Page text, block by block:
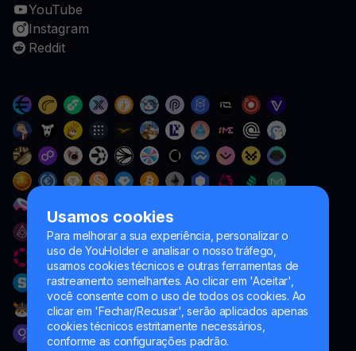
Usamos cookies
Para melhorar a sua experiência, personalizar o
uso de YouHolder e analisar o nosso tráfego,
usamos cookies técnicos e outras ferramentas de
rastreamento semelhantes. Ao clicar em 'Aceitar',
você consente com o uso de todos os cookies. Ao
clicar em 'Fechar/Recusar', serão aplicados apenas
cookies técnicos estritamente necessários,
conforme as configurações padrão.
YouTube
Instagram
Reddit